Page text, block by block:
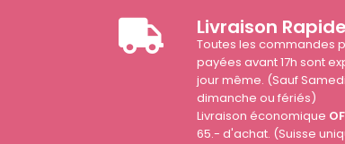
Livraison Rapide
Toutes les commandes
payées avant 17h sont
jour même. (Sauf
dimanche ou fériés)
Livraison économique
65.- d'achat. (Suisse